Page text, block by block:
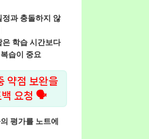
정과 충돌하지 않
은 학습 시간보다
습이 중요
약점 보완을
백 요청 🗣️
평가를 노트에